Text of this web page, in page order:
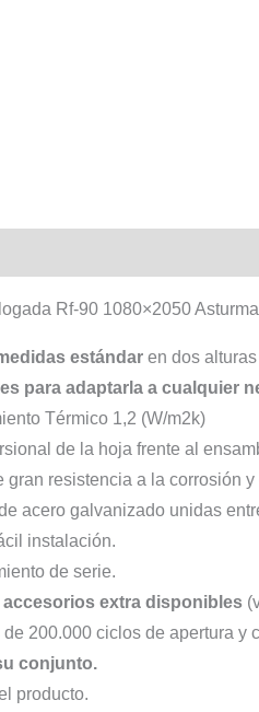
Rf-90 1080×2050
estándar en dos
para adaptarla a cualquier
Térmico 1,2 (W/m2k)
de la hoja frente al
gran resistencia a la corrosión
acero galvanizado unidas
instalación.
de serie.
accesorios extra disponibles
200.000 ciclos de apertura y
conjunto.
producto.